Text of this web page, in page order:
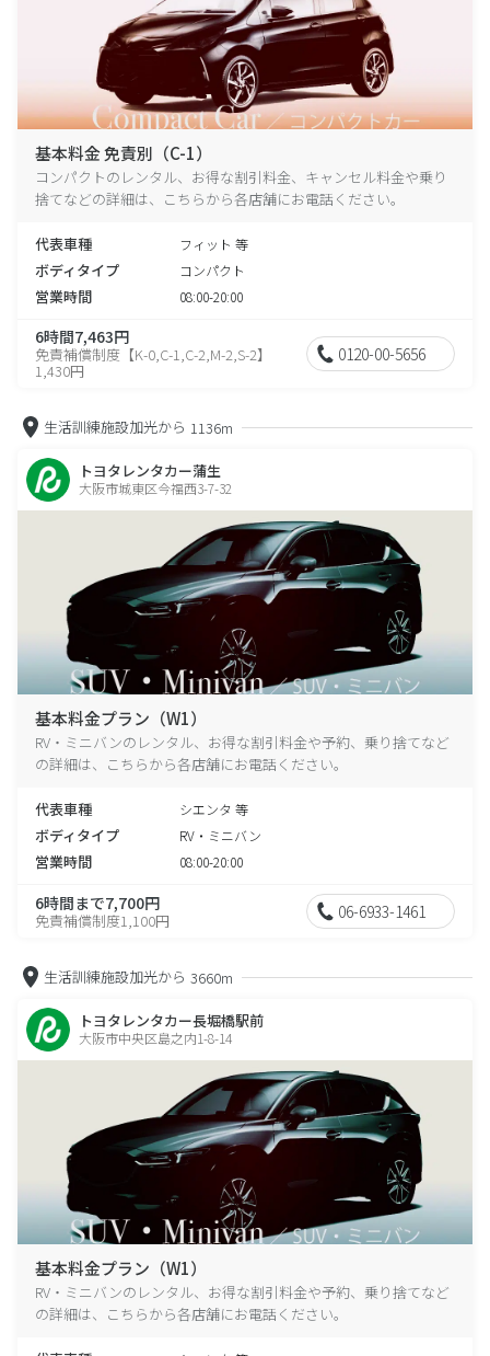
基本料金 免責別（C-1）
コンパクトのレンタル、お得な割引料金、キャンセル料金や乗り
捨てなどの詳細は、こちらから各店舗にお電話ください。
代表車種 フィット 等
ボディタイプ コンパクト
営業時間 08:00-20:00
6時間7,463円
免責補償制度【K-0,C-1,C-2,M-2,S-2】
1,430円
0120-00-5656
生活訓練施設加光から 1136m
トヨタレンタカー蒲生
大阪市城東区今福西3-7-32
基本料金プラン（W1）
RV・ミニバンのレンタル、お得な割引料金や予約、乗り捨てなど
の詳細は、こちらから各店舗にお電話ください。
代表車種 シエンタ 等
ボディタイプ RV・ミニバン
営業時間 08:00-20:00
6時間まで7,700円
免責補償制度1,100円 06-6933-1461
生活訓練施設加光から 3660m
トヨタレンタカー長堀橋駅前
大阪市中央区島之内1-8-14
基本料金プラン（W1）
RV・ミニバンのレンタル、お得な割引料金や予約、乗り捨てなど
の詳細は、こちらから各店舗にお電話ください。